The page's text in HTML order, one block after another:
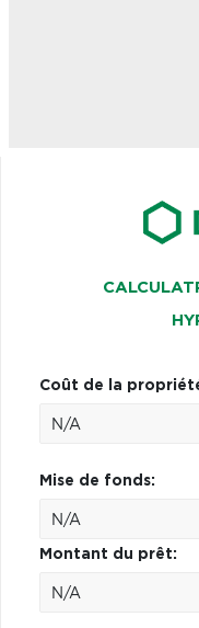
Coût de la
Mise de fonds:
Montant du prêt: